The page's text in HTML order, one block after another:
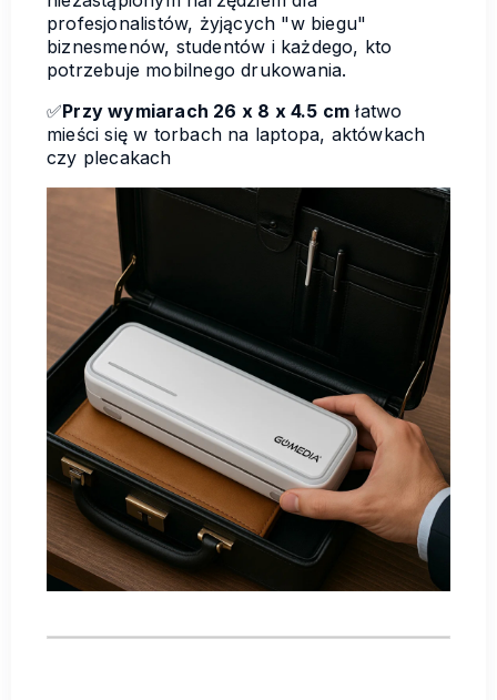
profesjonalistów, żyjących "w biegu"
biznesmenów, studentów i każdego, kto
potrzebuje mobilnego drukowania.
✅Przy wymiarach 26 x 8 x 4.5 cm łatwo
mieści się w torbach na laptopa, aktówkach
czy plecakach